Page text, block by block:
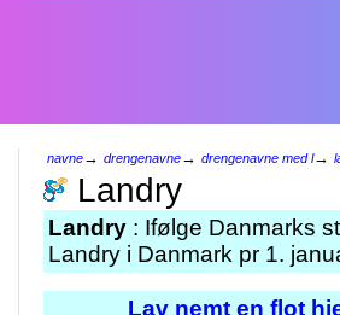
navne→ drengenavne→ drengenavne med l→
Landry
Landry : Ifølge Danmarks
Landry i Danmark pr 1.
Lav nemt en flot